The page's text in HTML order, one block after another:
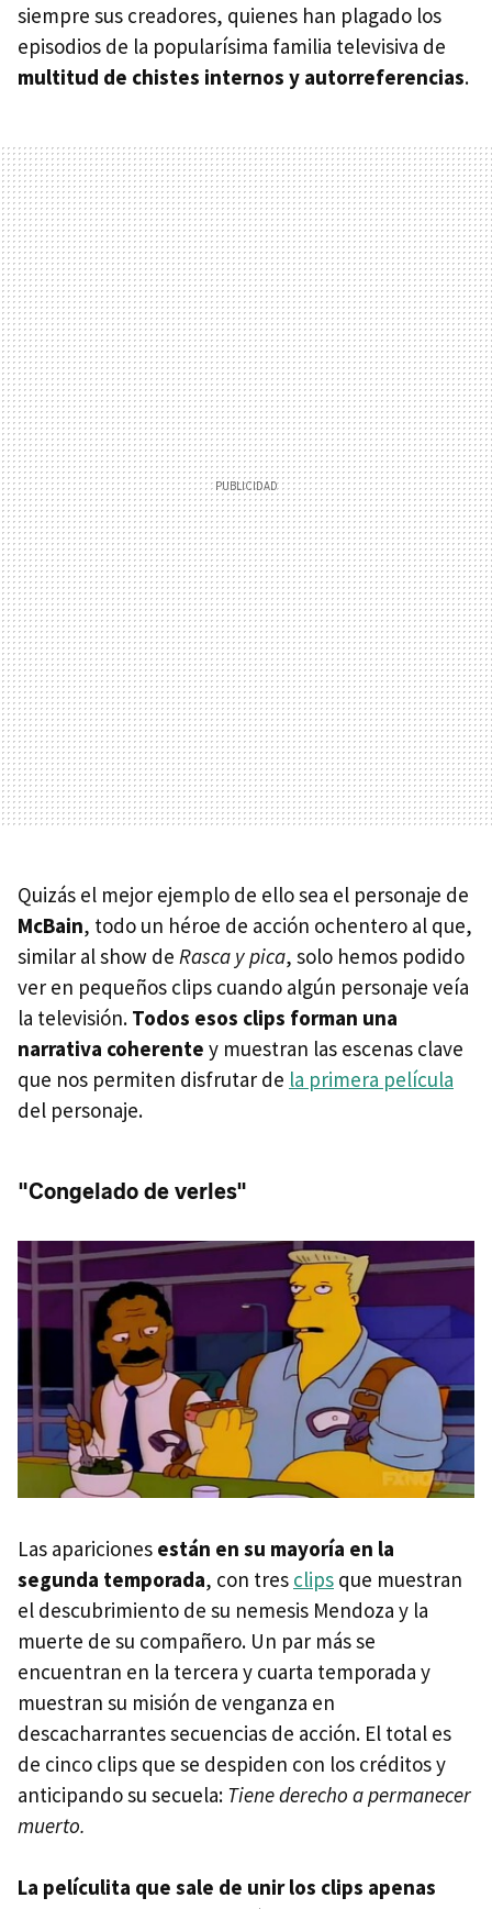
siempre sus creadores, quienes han plagado los
episodios de la popularísima familia televisiva de
multitud de chistes internos y autorreferencias.
Quizás el mejor ejemplo de ello sea el personaje de
McBain, todo un héroe de acción ochentero al que,
similar al show de Rasca y pica, solo hemos podido
ver en pequeños clips cuando algún personaje veía
la televisión. Todos esos clips forman una
narrativa coherente y muestran las escenas clave
que nos permiten disfrutar de la primera película
del personaje.
"Congelado de verles"
Las apariciones están en su mayoría en la
segunda temporada, con tres clips que muestran
el descubrimiento de su nemesis Mendoza y la
muerte de su compañero. Un par más se
encuentran en la tercera y cuarta temporada y
muestran su misión de venganza en
descacharrantes secuencias de acción. El total es
de cinco clips que se despiden con los créditos y
anticipando su secuela: Tiene derecho a permanecer
muerto.
La películita que sale de unir los clips apenas